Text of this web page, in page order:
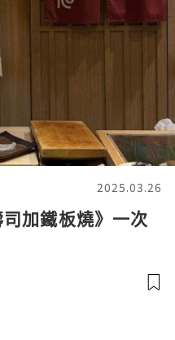
2025.03.26
加鐵板燒》一次